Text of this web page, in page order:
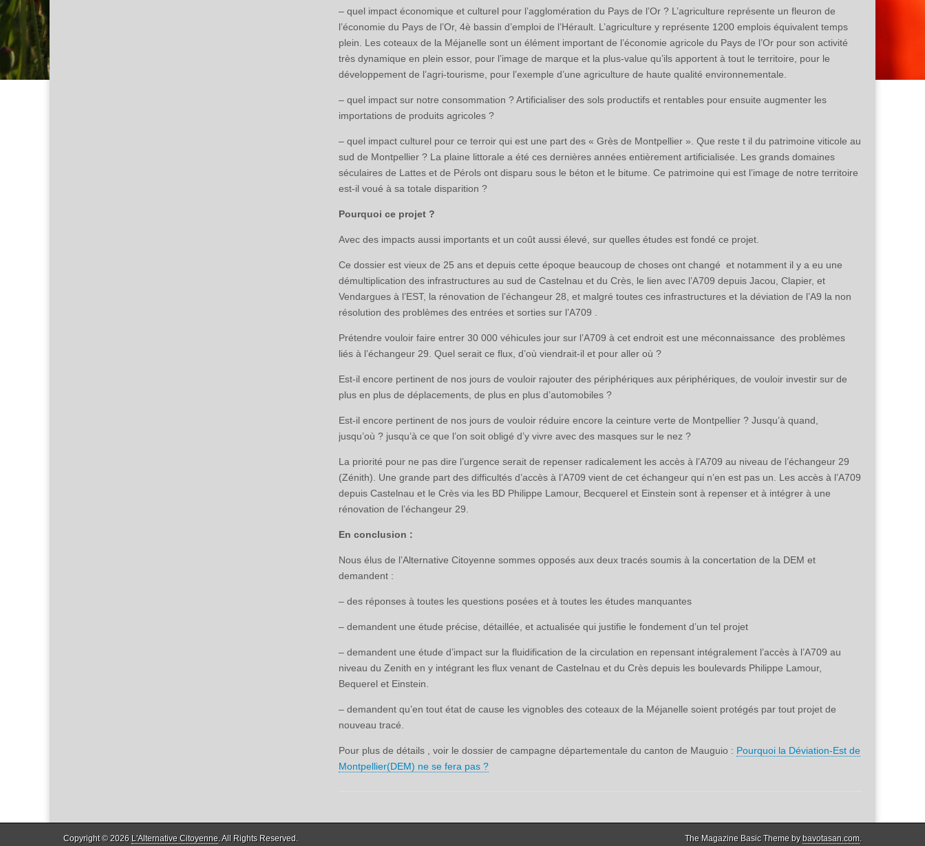
– quel impact économique et culturel pour l’agglomération du Pays de l’Or ? L’agriculture représente un fleuron de
l’économie du Pays de l’Or, 4è bassin d’emploi de l’Hérault. L’agriculture y représente 1200 emplois équivalent temps
plein. Les coteaux de la Méjanelle sont un élément important de l’économie agricole du Pays de l’Or pour son activité
très dynamique en plein essor, pour l’image de marque et la plus-value qu’ils apportent à tout le territoire, pour le
développement de l’agri-tourisme, pour l’exemple d’une agriculture de haute qualité environnementale.
– quel impact sur notre consommation ? Artificialiser des sols productifs et rentables pour ensuite augmenter les
importations de produits agricoles ?
– quel impact culturel pour ce terroir qui est une part des « Grès de Montpellier ». Que reste t il du patrimoine viticole au
sud de Montpellier ? La plaine littorale a été ces dernières années entièrement artificialisée. Les grands domaines
séculaires de Lattes et de Pérols ont disparu sous le béton et le bitume. Ce patrimoine qui est l’image de notre territoire
est-il voué à sa totale disparition ?
Pourquoi ce projet ?
Avec des impacts aussi importants et un coût aussi élevé, sur quelles études est fondé ce projet.
Ce dossier est vieux de 25 ans et depuis cette époque beaucoup de choses ont changé et notamment il y a eu une
démultiplication des infrastructures au sud de Castelnau et du Crès, le lien avec l’A709 depuis Jacou, Clapier, et
Vendargues à l’EST, la rénovation de l’échangeur 28, et malgré toutes ces infrastructures et la déviation de l’A9 la non
résolution des problèmes des entrées et sorties sur l’A709 .
Prétendre vouloir faire entrer 30 000 véhicules jour sur l’A709 à cet endroit est une méconnaissance des problèmes
liés à l’échangeur 29. Quel serait ce flux, d’où viendrait-il et pour aller où ?
Est-il encore pertinent de nos jours de vouloir rajouter des périphériques aux périphériques, de vouloir investir sur de
plus en plus de déplacements, de plus en plus d’automobiles ?
Est-il encore pertinent de nos jours de vouloir réduire encore la ceinture verte de Montpellier ? Jusqu’à quand,
jusqu’où ? jusqu’à ce que l’on soit obligé d’y vivre avec des masques sur le nez ?
La priorité pour ne pas dire l’urgence serait de repenser radicalement les accès à l’A709 au niveau de l’échangeur 29
(Zénith). Une grande part des difficultés d’accès à l’A709 vient de cet échangeur qui n’en est pas un. Les accès à l’A709
depuis Castelnau et le Crès via les BD Philippe Lamour, Becquerel et Einstein sont à repenser et à intégrer à une
rénovation de l’échangeur 29.
En conclusion :
Nous élus de l’Alternative Citoyenne sommes opposés aux deux tracés soumis à la concertation de la DEM et
demandent :
– des réponses à toutes les questions posées et à toutes les études manquantes
– demandent une étude précise, détaillée, et actualisée qui justifie le fondement d’un tel projet
– demandent une étude d’impact sur la fluidification de la circulation en repensant intégralement l’accès à l’A709 au
niveau du Zenith en y intégrant les flux venant de Castelnau et du Crès depuis les boulevards Philippe Lamour,
Bequerel et Einstein.
– demandent qu’en tout état de cause les vignobles des coteaux de la Méjanelle soient protégés par tout projet de
nouveau tracé.
Pour plus de détails , voir le dossier de campagne départementale du canton de Mauguio : Pourquoi la Déviation-Est de
Montpellier(DEM) ne se fera pas ?
Copyright © 2026 L'Alternative Citoyenne. All Rights Reserved. The Magazine Basic Theme bybavotasan.com.